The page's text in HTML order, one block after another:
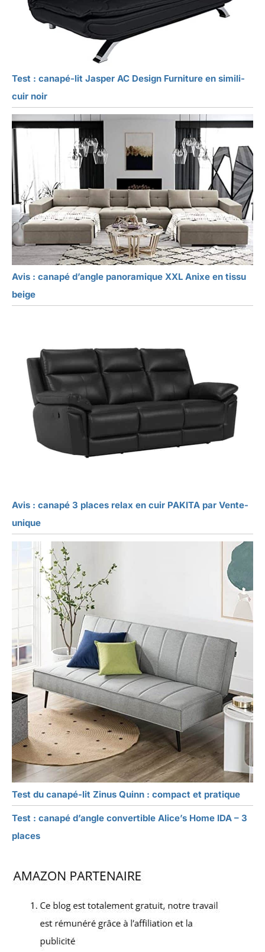
Test : canapé-lit Jasper AC Design Furniture en simili-
cuir noir
Avis : canapé d’angle panoramique XXL Anixe en tissu
beige
Avis : canapé 3 places relax en cuir PAKITA par Vente-
unique
Test du canapé-lit Zinus Quinn : compact et pratique
Test : canapé d’angle convertible Alice’s Home IDA – 3
places